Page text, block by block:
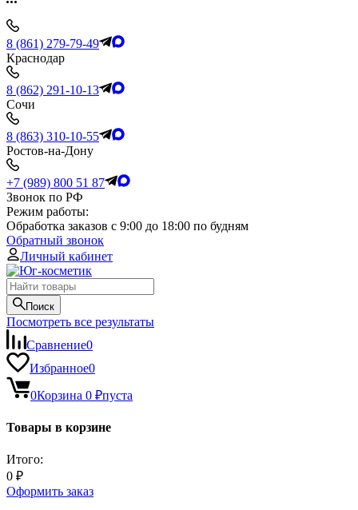
8 (861) 279-79-49
Краснодар
8 (862) 291-10-13
Сочи
8 (863) 310-10-55
Ростов-на-Дону
+7 (989) 800 51 87
Звонок по РФ
Режим работы:
Обработка заказов с 9:00 до 18:00 по будням
Обратный звонок
Личный кабинет
Поиск
Посмотреть все результаты
Сравнение0
Избранное0
0Корзина 0 ₽пуста
Товары в корзине
Итого:
0 ₽
Оформить заказ